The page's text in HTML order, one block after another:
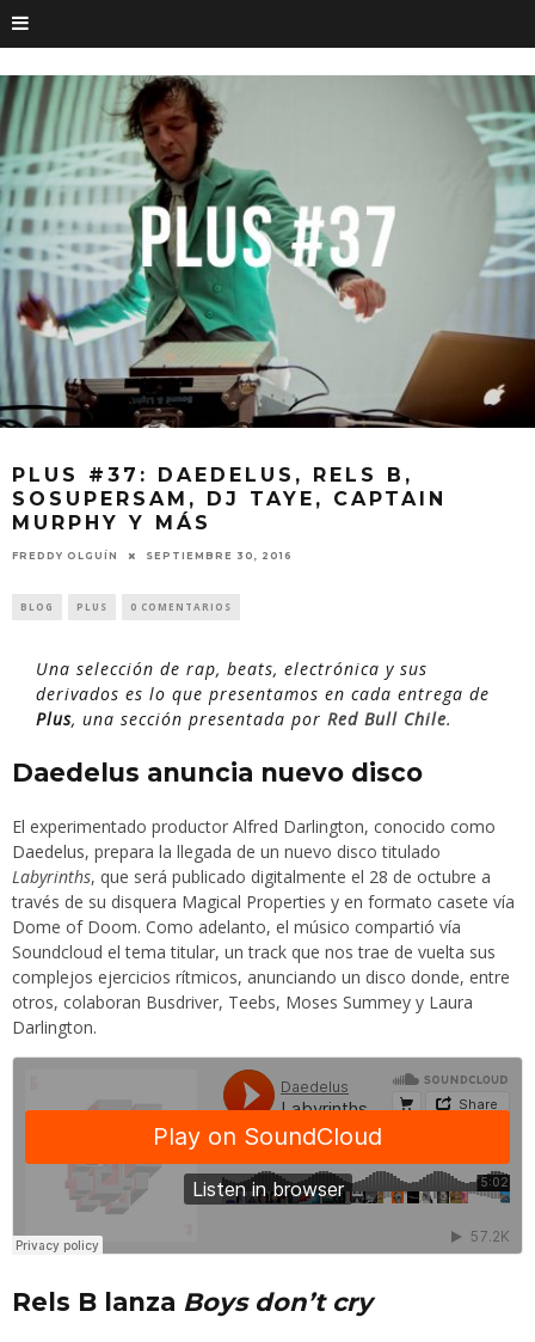
PLUS #37: DAEDELUS, RELS B,
SOSUPERSAM, DJ TAYE, CAPTAIN
MURPHY Y MÁS
FREDDY OLGUÍN SEPTIEMBRE 30, 2016
BLOG PLUS 0 COMENTARIOS
Una selección de rap, beats, electrónica y sus
derivados es lo que presentamos en cada entrega de
Plus, una sección presentada por Red Bull Chile.
Daedelus anuncia nuevo disco
El experimentado productor Alfred Darlington, conocido como
Daedelus, prepara la llegada de un nuevo disco titulado
Labyrinths, que será publicado digitalmente el 28 de octubre a
través de su disquera Magical Properties y en formato casete vía
Dome of Doom. Como adelanto, el músico compartió vía
Soundcloud el tema titular, un track que nos trae de vuelta sus
complejos ejercicios rítmicos, anunciando un disco donde, entre
otros, colaboran Busdriver, Teebs, Moses Summey y Laura
Darlington.
Rels B lanza Boys don’t cry